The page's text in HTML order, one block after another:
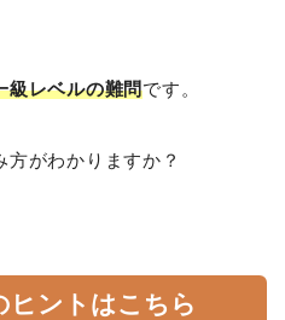
級レベルの難問です。
方がわかりますか？
ヒントはこちら